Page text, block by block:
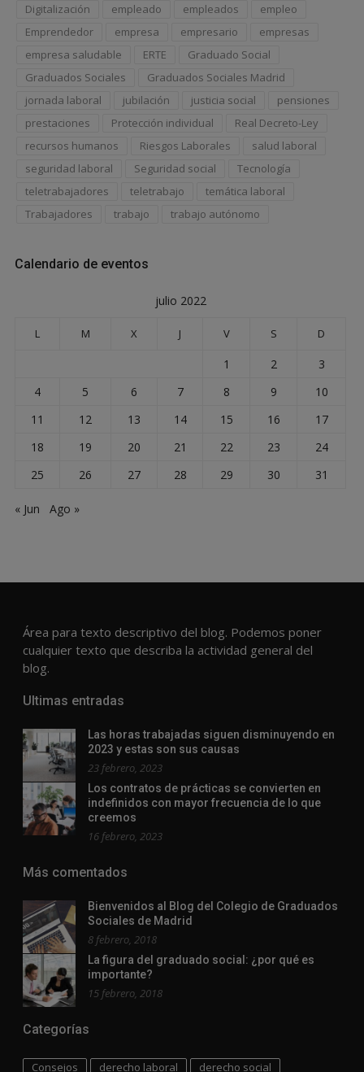
Digitalización
empleado empleados
empleo
Emprendedor
empresa empresario
empresas
empresa saludable
ERTE
Graduado Social
Graduados Sociales
Graduados Sociales Madrid
jornada laboral
jubilación justicia social
pensiones
prestaciones
Protección individual
Real Decreto-Ley
recursos humanos
Riesgos Laborales
salud laboral
seguridad laboral
Seguridad social
Tecnología
teletrabajadores
teletrabajo
temática laboral
Trabajadores
trabajo trabajo autónomo
Calendario de eventos
julio 2022
L M X J V S D
1 2
3
4
5 6 7 8 9
10
11
12 13 14 15 16
17
18
19 20 21 22 23
24
25
26 27 28 29 30 31
« Jun Ago »
Área para texto descriptivo del blog. Podemos poner
cualquier texto que describa la actividad general del
blog.
Ultimas entradas
Las horas trabajadas siguen disminuyendo en
2023 y estas son sus causas
23 febrero, 2023
Los contratos de prácticas se convierten en
indefinidos con mayor frecuencia de lo que
creemos
16 febrero, 2023
Más comentados
Bienvenidos al Blog del Colegio de Graduados
Sociales de Madrid
8 febrero, 2018
La figura del graduado social: ¿por qué es
importante?
15 febrero, 2018
Categorías
Consejos derecho laboral derecho social